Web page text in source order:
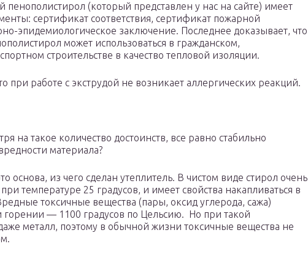
пенополистирол (который представлен у нас на сайте) имеет
сертификат соответствия, сертификат пожарной
эпидемиологическое заключение. Последнее доказывает, что
может использоваться в гражданском,
строительстве в качество тепловой изоляции.
при работе с экструдой не возникает аллергических реакций.
на такое количество достоинств, все равно стабильно
материала?
основа, из чего сделан утеплитель. В чистом виде стирол очень
температуре 25 градусов, и имеет свойства накапливаться в
токсичные вещества (пары, оксид углерода, сажа)
горении — 1100 градусов по Цельсию. Но при такой
металл, поэтому в обычной жизни токсичные вещества не